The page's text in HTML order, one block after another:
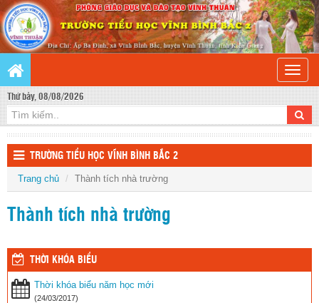
Toggle
Thứ bảy, 08/08/2026
TRƯỜNG TIỂU HỌC VĨNH BÌNH BẮC 2
Trang chủ Thành tích nhà trường
Thành tích nhà trường
THỜI KHÓA BIỂU
Thời khóa biểu năm học mới
(24/03/2017)